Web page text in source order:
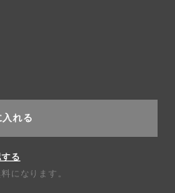
れる
る
になります。